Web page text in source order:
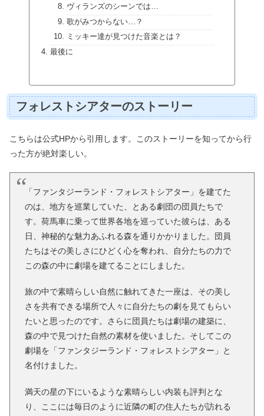
ヴィランズのシーンでは…
歌がみつからない…？
ミッキー達が見つけた音楽とは？
最後に
フォレストシアターのストーリー
こちらは公式HPから引用します。このストーリーを知ってから行
った方が絶対楽しい。
「ファンタジーランド・フォレストシアター」を建てた
のは、地方を巡業していた、とある劇団の団員たちで
す。荷馬車に乗って世界各地を巡っていた彼らは、ある
日、神秘的な魅力あふれる森を通りかかりました。団員
たちはその美しさにひどく心を奪われ、自分たちの力で
この森の中に劇場を建てることにしました。
旅の中で素晴らしい自然に触れてきた一座は、その美し
さを共有できる場所で人々に自分たちの劇を見てもらい
たいと思ったのです。さらに団員たちは劇場の建築に、
森の中で見つけた自然の素材を使いました。そしてこの
劇場を「ファンタジーランド・フォレストシアター」と
名付けました。
満天の星の下にいるような素晴らしい内装も評判とな
り、ここには毎日のように近隣の町の住人たちが訪れる